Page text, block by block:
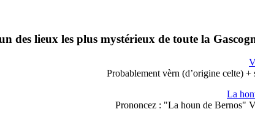
des lieux les plus mystérieux de toute la
Probablement vèrn (d’origine celte)
La
Prononcez : "La houn de Bernos"